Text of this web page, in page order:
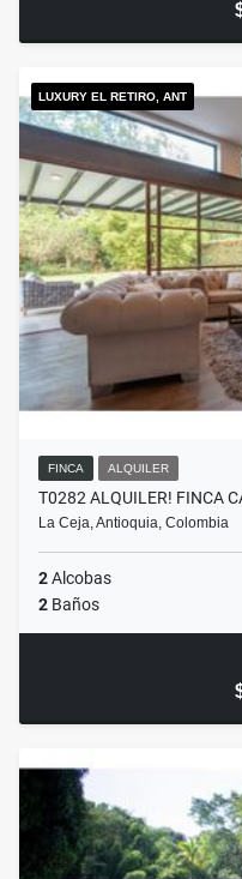
LUXURY EL RETIRO, ANT
FINCA ALQUILER
T0282 ALQUILER! FINCA
La Ceja, Antioquia, Colombia
2Alcobas
2 Baños